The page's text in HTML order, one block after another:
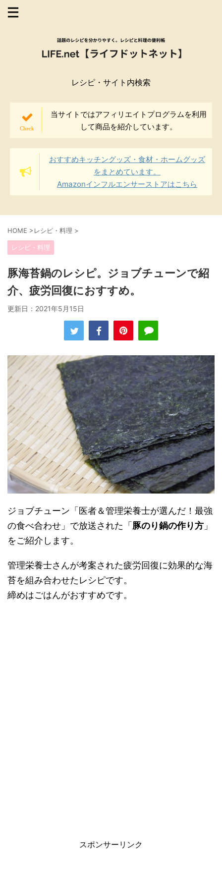
レシピ・サイト内検索
当サイトではアフィリエイトプログラムを利用
して商品を紹介しています。
おすすめキッチングッズ・食材・ホームグッズ
をまとめています。
Amazonインフルエンサーストアはこちら
HOME >レシピ・料理 >
レシピ・料理
豚海苔鍋のレシピ。ジョブチューンで紹
介、疲労回復におすすめ。
更新日： 2021年5月15日
ジョブチューン「医者＆管理栄養士が選んだ！最強
の食べ合わせ」で放送された「 豚のり鍋の作り方 」
をご紹介します。
管理栄養士さんが考案された疲労回復に効果的な海
苔を組み合わせたレシピです。
締めはごはんがおすすめです。
スポンサーリンク